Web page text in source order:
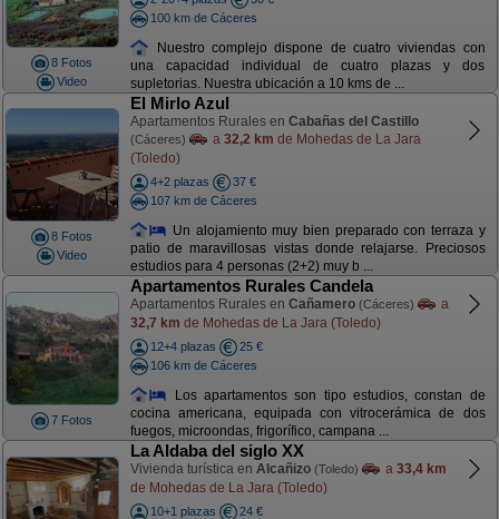
8 Fotos
Video
100 km de Cáceres
Nuestro complejo dispone de cuatro viviendas con
una capacidad individual de cuatro plazas y dos
supletorias. Nuestra ubicación a 10 kms de ...
8 Fotos
Video
El Mirlo Azul
Apartamentos Rurales en Cabañas del Castillo
(Cáceres) a 32,2 km de Mohedas de La Jara
(Toledo)
4+2 plazas
37 €
107 km de Cáceres
Un alojamiento muy bien preparado con terraza y
patio de maravillosas vistas donde relajarse. Preciosos
estudios para 4 personas (2+2) muy b ...
7 Fotos
Apartamentos Rurales Candela
Apartamentos Rurales en Cañamero (Cáceres)
a
32,7 km de Mohedas de La Jara (Toledo)
12+4 plazas
25 €
106 km de Cáceres
Los apartamentos son tipo estudios, constan de
cocina americana, equipada con vitrocerámica de dos
fuegos, microondas, frigorífico, campana ...
La Aldaba del siglo XX
Vivienda turística en Alcañizo (Toledo) a 33,4 km
de Mohedas de La Jara (Toledo)
10+1 plazas
24 €